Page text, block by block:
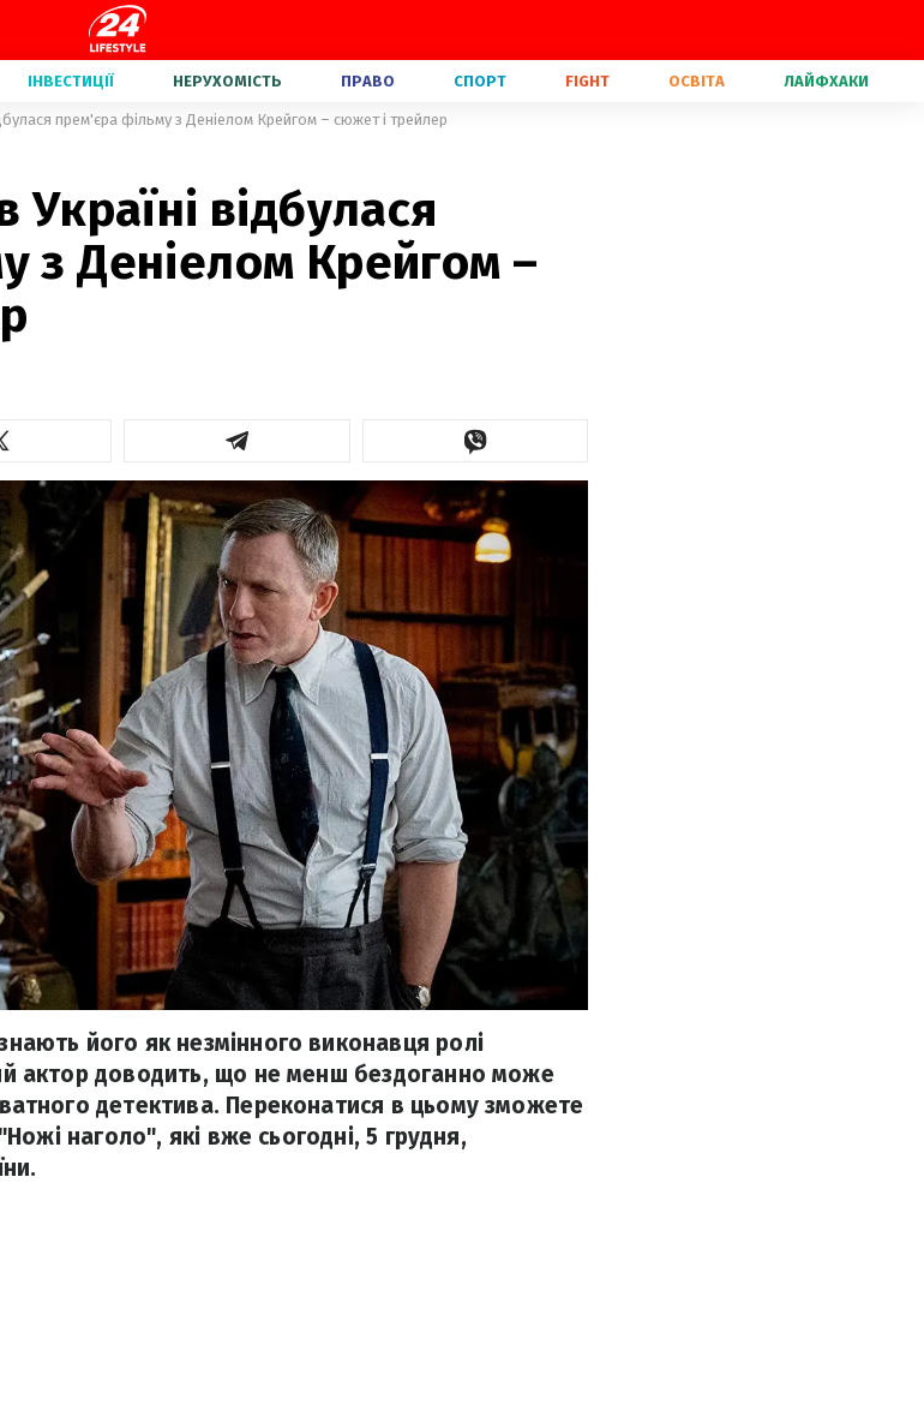
ІНВЕСТИЦІЇ НЕРУХОМІСТЬ ПРАВО СПОРТ FIGHT ОСВІТА ЛАЙФХАКИ
прем'єра фільму з Деніелом Крейгом – сюжет і трейлер
відбулася
з Деніелом Крейгом –
його як незмінного виконавця ролі
актор доводить, що не менш бездоганно може
детектива. Переконатися в цьому зможете
наголо", які вже сьогодні, 5 грудня,